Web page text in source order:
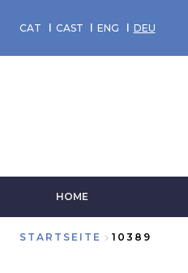
zumCAT CAST ENG DEU
HOME
STARTSEITE 10389